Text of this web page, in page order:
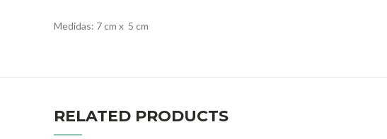
Medidas: 7 cm x 5 cm
RELATED PRODUCTS